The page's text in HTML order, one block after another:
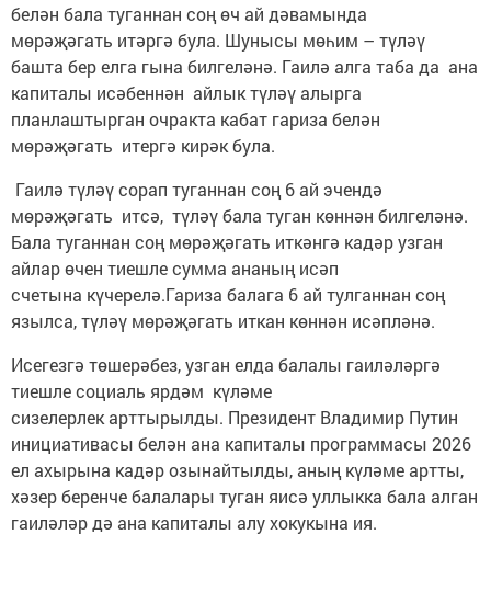
белән бала туганнан соң өч ай дәвамында
мөрәҗәгать итәргә була. Шунысы мөһим – түләү
башта бер елга гына билгеләнә. Гаилә алга таба да ана
капиталы исәбеннән айлык түләү алырга
планлаштырган очракта кабат гариза белән
мөрәҗәгать итергә кирәк була.
Гаилә түләү сорап туганнан соң 6 ай эчендә
мөрәҗәгать итсә, түләү бала туган көннән билгеләнә.
Бала туганнан соң мөрәҗәгать иткәнгә кадәр узган
айлар өчен тиешле сумма ананың исәп
счетына күчерелә.Гариза балага 6 ай тулганнан соң
язылса, түләү мөрәҗәгать иткан көннән исәпләнә.
Исегезгә төшерәбез, узган елда балалы гаиләләргә
тиешле социаль ярдәм күләме
сизелерлек арттырылды. Президент Владимир Путин
инициативасы белән ана капиталы программасы 2026
ел ахырына кадәр озынайтылды, аның күләме артты,
хәзер беренче балалары туган яисә уллыкка бала алган
гаиләләр дә ана капиталы алу хокукына ия.